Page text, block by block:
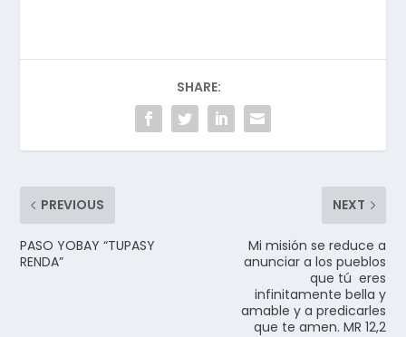
SHARE:
PREVIOUS
PASO YOBAY “TUPASY
RENDA”
NEXT
Mi misión se reduce a
anunciar a los pueblos
que tú eres
infinitamente bella y
amable y a predicarles
que te amen. MR 12,2